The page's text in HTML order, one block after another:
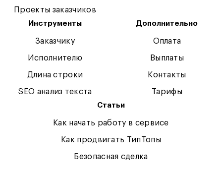
Проекты заказчиков
Инструменты
Заказчику
Исполнителю
Длина строки
SEO анализ текста
Дополнительно
Оплата
Выплаты
Контакты
Тарифы
Статьи
Как начать работу в сервисе
Как продвигать ТипТопы
Безопасная сделка